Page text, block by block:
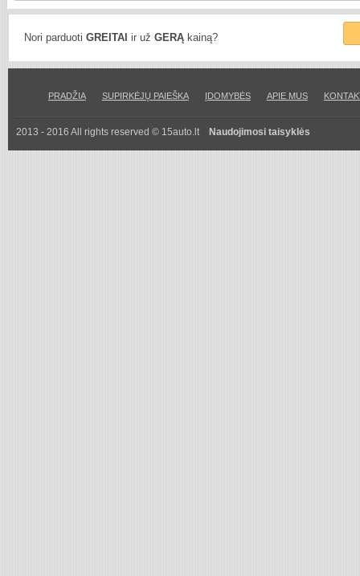
Nori parduoti GREITAI ir už GERĄkainą?
PRADŽIA SUPIRKĖJŲ PAIEŠKA ĮDOMYBĖS APIE MUS
2013 - 2016 All rights reserved © 15auto.lt Naudojimosi taisyklės